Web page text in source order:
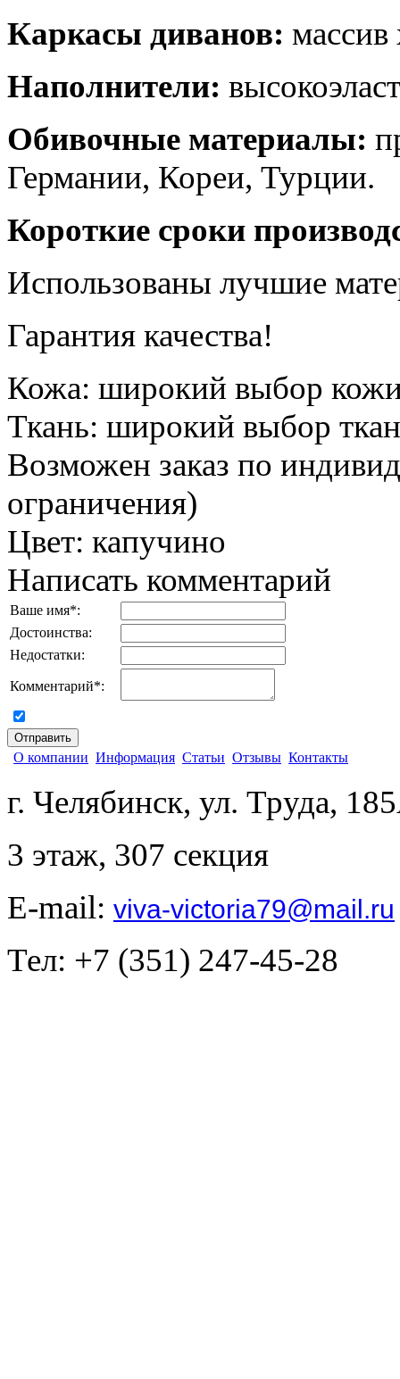
Каркасы диванов:
Наполнители:
Обивочные материалы:
Германии, Кореи, Турции.
Короткие сроки
Использованы лучшие
Гарантия качества!
Кожа: широкий выбор
Ткань: широкий выбор
Возможен заказ по
ограничения)
Цвет: капучино
Написать комментарий
Ваше имя*:
Достоинства:
Недостатки:
Комментарий*:
О компании Информация Статьи Отзывы Контакты
г. Челябинск, ул. Труда,
3 этаж, 307 секция
E-mail: viva-victoria79@mail.ru
Тел: +7 (351) 247-45-28